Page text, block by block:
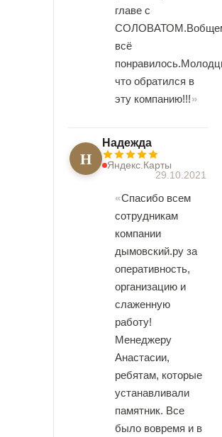
главе с
всё
что обратился в
эту компанию!!!
Н
Надежда
Яндекс.Карты
29.10.2021
Спасибо всем
сотрудникам
компании
дымовский.ру за
оперативность,
организацию и
слаженную
работу!
Менеджеру
Анастасии,
ребятам, которые
устанавливали
памятник. Все
было вовремя и в